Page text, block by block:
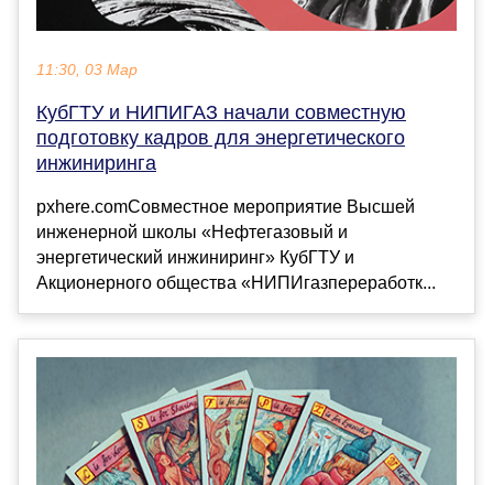
11:30, 03 Мар
КубГТУ и НИПИГАЗ начали совместную
подготовку кадров для энергетического
инжиниринга
pxhere.comСовместное мероприятие Высшей
инженерной школы «Нефтегазовый и
энергетический инжиниринг» КубГТУ и
Акционерного общества «НИПИгазпереработк...